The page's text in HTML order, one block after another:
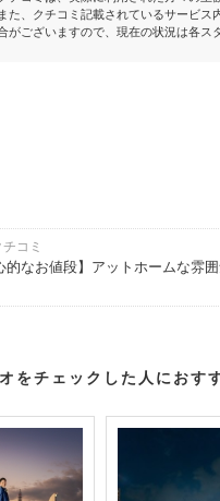
また、クチコミ記載されているサービ
がございますので、現在の状況は各ス
コミ
的なお値段】アットホームな雰
をチェックした人におす